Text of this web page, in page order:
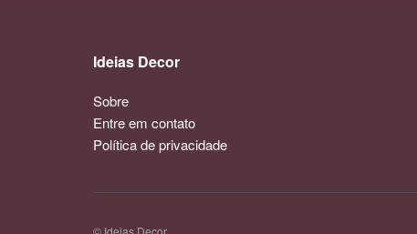
Ideias Decor
Sobre
Entre em contato
Política de privacidade
© Ideias Decor